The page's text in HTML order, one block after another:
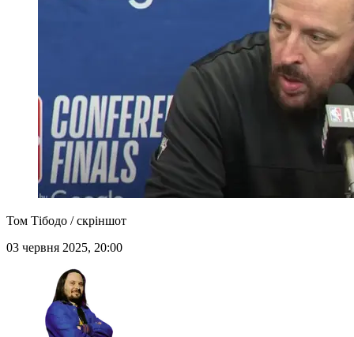
Том Тібодо / скріншот
03 червня 2025, 20:00